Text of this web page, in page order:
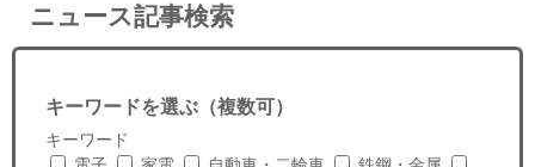
日本人にPR
コンサルティング
ニュース記事検索
キーワードを選ぶ（複数可）
キーワード